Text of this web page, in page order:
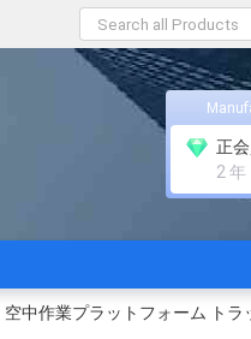
正
2 年
中作業プラットフォーム トラ